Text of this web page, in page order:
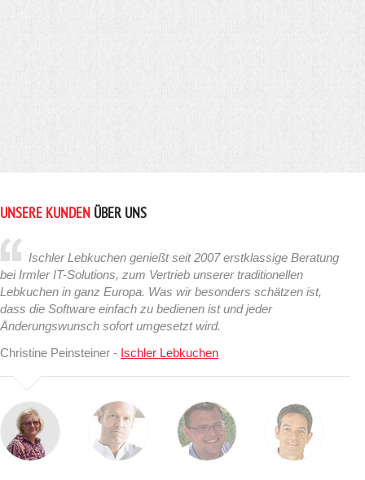
UNSERE KUNDEN ÜBER UNS
Ischler Lebkuchen genießt seit 2007 erstklassige Beratung
bei Irmler IT-Solutions, zum Vertrieb unserer traditionellen
Lebkuchen in ganz Europa. Was wir besonders schätzen ist,
dass die Software einfach zu bedienen ist und jeder
Änderungswunsch sofort umgesetzt wird.
Christine Peinsteiner - Ischler Lebkuchen